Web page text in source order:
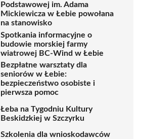
Podstawowej im. Adama
Mickiewicza w Łebie powołana
na stanowisko
Spotkania informacyjne o
budowie morskiej farmy
wiatrowej BC-Wind w Łebie
Bezpłatne warsztaty dla
seniorów w Łebie:
bezpieczeństwo osobiste i
pierwsza pomoc
Łeba na Tygodniu Kultury
Beskidzkiej w Szczyrku
Szkolenia dla wnioskodawców